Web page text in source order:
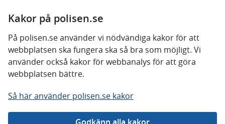
Kakor på polisen.se
På polisen.se använder vi nödvändiga kakor för att
webbplatsen ska fungera ska så bra som möjligt. Vi
använder också kakor för webbanalys för att göra
webbplatsen bättre.
Så här använder polisen.se kakor